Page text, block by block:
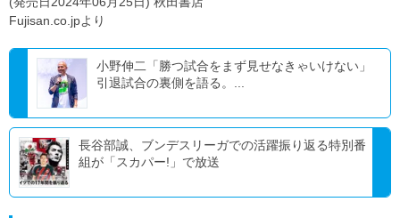
Fujisan.co.jpより
小野伸二「勝つ試合をまず見せなきゃいけない」
引退試合の裏側を語る。...
長谷部誠、ブンデスリーガでの活躍振り返る特別番
組が「スカパー!」で放送